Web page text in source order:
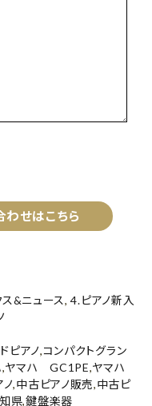
せはこちら
ス&ニュース,4.ピアノ新入
ピアノ,コンパクトグラン
,ヤマハ GC1PE,ヤマハ
ノ,中古ピアノ販売,中古ピ
県,鍵盤楽器